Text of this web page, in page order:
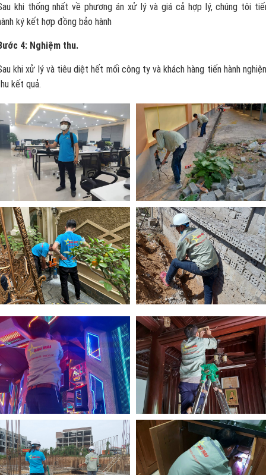
khi thống nhất về phương án xử lý và giá cả hợp lý, chúng tôi
ký kết hợp đồng bảo hành
4: Nghiệm thu.
khi xử lý và tiêu diệt hết mối công ty và khách hàng tiến hành
kết quả.